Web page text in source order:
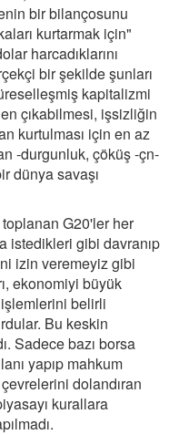
bir bilançosunu
kurtarmak için"
harcadıklarını
bir şekilde şunları
kapitalizmi
çıkabilmesi, işsizliğin
kurtulması için en az
-durgunluk, çöküş -çn-
dünya savaşı
G20'ler her
istedikleri gibi davranıp
izin veremeyiz gibi
ekonomiyi büyük
belirli
Bu keskin
Sadece bazı borsa
yapıp mahkum
dolandıran
kurallara